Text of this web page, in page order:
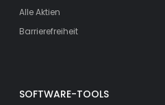
Alle Aktien
Barrierefreiheit
SOFTWARE-TOOLS